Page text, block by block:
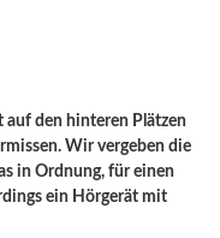
auf den hinteren Plätzen
Wir vergeben die
in Ordnung, für einen
ein Hörgerät mit